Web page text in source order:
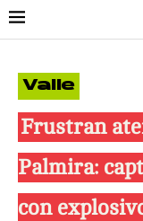
Valle
Frustran
Palmira:
con